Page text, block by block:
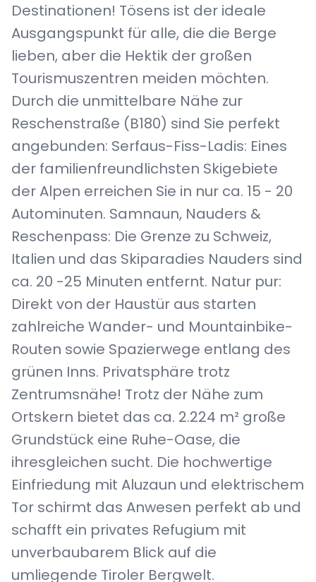
Destinationen! Tösens ist der ideale
Ausgangspunkt für alle, die die Berge
lieben, aber die Hektik der großen
Tourismuszentren meiden möchten.
Durch die unmittelbare Nähe zur
Reschenstraße (B180) sind Sie perfekt
angebunden: Serfaus-Fiss-Ladis: Eines
der familienfreundlichsten Skigebiete
der Alpen erreichen Sie in nur ca. 15 - 20
Autominuten. Samnaun, Nauders &
Reschenpass: Die Grenze zu Schweiz,
Italien und das Skiparadies Nauders sind
ca. 20 -25 Minuten entfernt. Natur pur:
Direkt von der Haustür aus starten
zahlreiche Wander- und Mountainbike-
Routen sowie Spazierwege entlang des
grünen Inns. Privatsphäre trotz
Zentrumsnähe! Trotz der Nähe zum
Ortskern bietet das ca. 2.224 m² große
Grundstück eine Ruhe-Oase, die
ihresgleichen sucht. Die hochwertige
Einfriedung mit Aluzaun und elektrischem
Tor schirmt das Anwesen perfekt ab und
schafft ein privates Refugium mit
unverbaubarem Blick auf die
umliegende Tiroler Bergwelt.